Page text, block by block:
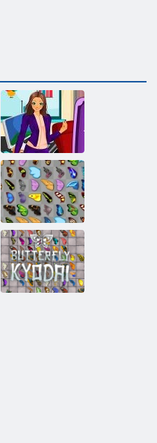
Mein Karriere-
Quiz
Schmetterlings
Kyodai